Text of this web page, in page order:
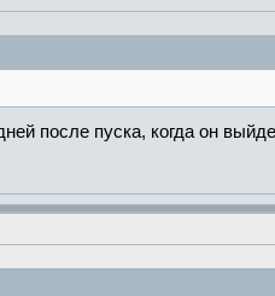
после пуска, когда он